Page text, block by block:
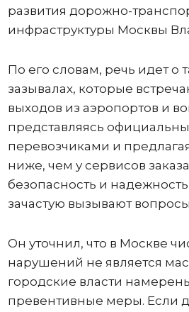
развития дорожно-
инфраструктуры Москвы
По его словам, речь идет о
зазывалах, которые
выходов из аэропортов и
представляясь
перевозчиками и
ниже, чем у сервисов
безопасность и
зачастую вызывают
Он уточнил, что в Москве
нарушений не является
городские власти
превентивные меры. Если